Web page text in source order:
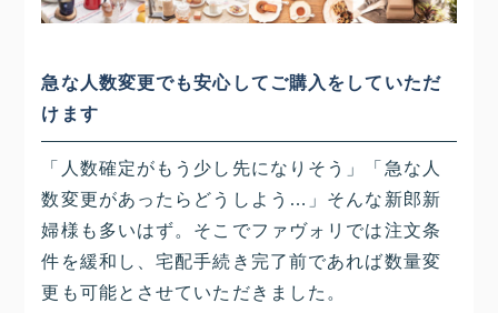
急な人数変更でも安心してご購入をしていただ
けます
「人数確定がもう少し先になりそう」「急な人
数変更があったらどうしよう…」そんな新郎新
婦様も多いはず。そこでファヴォリでは注文条
件を緩和し、宅配手続き完了前であれば数量変
更も可能とさせていただきました。